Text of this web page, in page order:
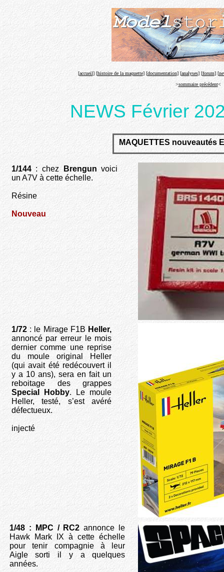
NEWS Février
[accueil] [histoire de la maquette] [documentation] [analyses] [forum] [
>sommaire précédent<
MAQUETTES nouveautés
1/144 : chez Brengun voici
un A7V à cette échelle.
Résine
Nouveau
1/72: le Mirage F1B Heller,
annoncé par erreur le mois
dernier comme une reprise
du moule original Heller
(qui avait été redécouvert il
y a 10 ans), sera en fait un
reboitage des grappes
Special Hobby. Le moule
Heller, testé, s’est avéré
défectueux.
injecté
1/48 : MPC / RC2annonce le
Hawk Mark IX à cette échelle
pour tenir compagnie à leur
Aigle sorti il y a quelques
années.